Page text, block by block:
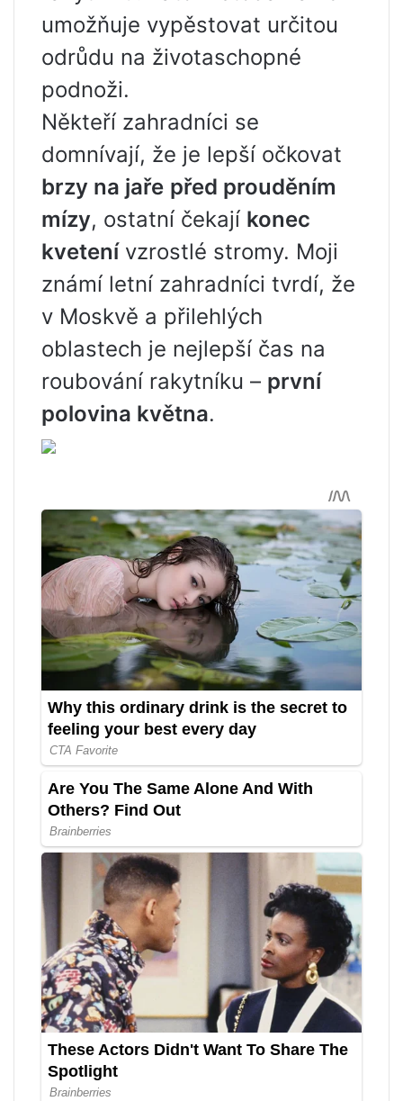
umožňuje vypěstovat určitou
odrůdu na životaschopné
podnoži.
Někteří zahradníci se
domnívají, že je lepší očkovat
brzy na jaře před prouděním
mízy, ostatní čekají konec
kvetenívzrostlé stromy. Moji
známí letní zahradníci tvrdí, že
v Moskvě a přilehlých
oblastech je nejlepší čas na
roubování rakytníku – první
polovina května.